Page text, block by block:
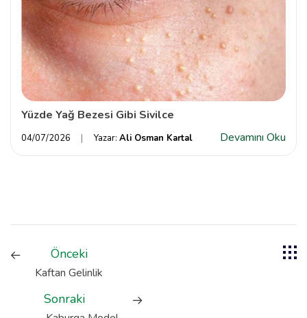
Yüzde Yağ Bezesi Gibi Sivilce
04/07/2026 Yazar: Ali Osman Kartal Devamını Oku
Önceki
Kaftan Gelinlik
Sonraki